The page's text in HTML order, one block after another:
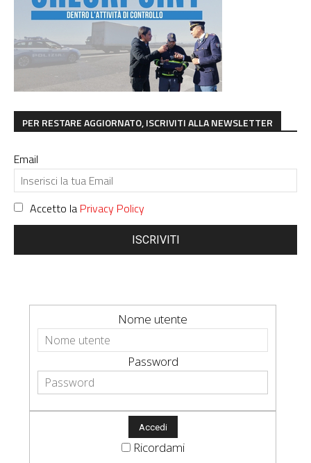
PER RESTARE AGGIORNATO, ISCRIVITI ALLA NEWSLETTER
Email
Accetto la Privacy Policy
ISCRIVITI
Nome utente
Password
Ricordami